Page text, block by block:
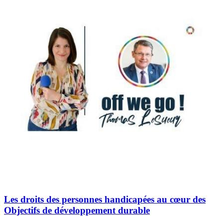
Les droits des personnes handicapées au cœur des
Objectifs de développement durable